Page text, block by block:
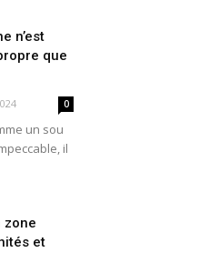
n’est
que
0
un sou
il
zone
et